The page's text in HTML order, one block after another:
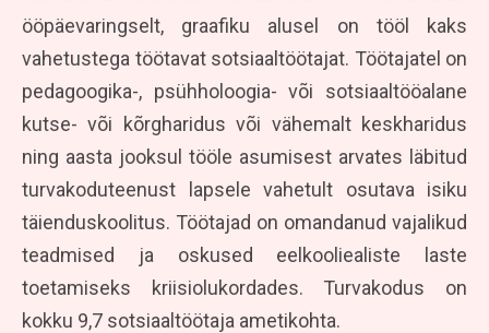
ööpäevaringselt, graafiku alusel on tööl kaks
vahetustega töötavat sotsiaaltöötajat. Töötajatel on
pedagoogika-, psühholoogia- või sotsiaaltööalane
kutse- või kõrgharidus või vähemalt keskharidus
ning aasta jooksul tööle asumisest arvates läbitud
turvakoduteenust lapsele vahetult osutava isiku
täienduskoolitus. Töötajad on omandanud vajalikud
teadmised ja oskused eelkooliealiste laste
toetamiseks kriisiolukordades. Turvakodus on
kokku 9,7 sotsiaaltöötaja ametikohta.